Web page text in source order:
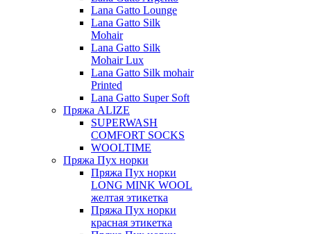
Lana Gatto Lounge
Lana Gatto Silk
Mohair
Lana Gatto Silk
Mohair Lux
Lana Gatto Silk mohair
Printed
Lana Gatto Super Soft
Пряжа ALIZE
SUPERWASH
COMFORT SOCKS
WOOLTIME
Пряжа Пух норки
Пряжа Пух норки
LONG MINK WOOL
желтая этикетка
Пряжа Пух норки
красная этикетка